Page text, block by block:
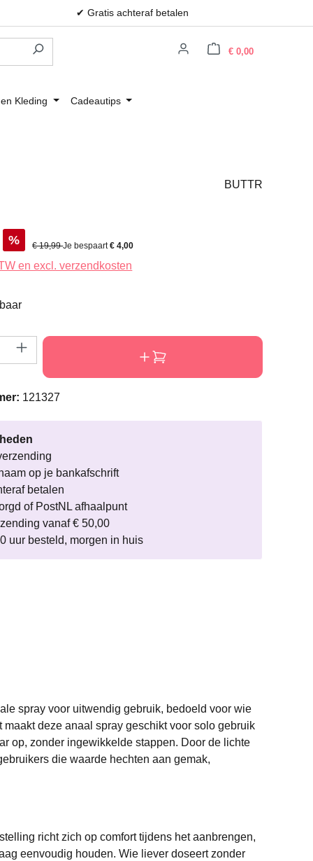
✔ Gratis achteraf betalen
€ 0,00
Kleding Cadeautips
BUTTR
% Normale prijs:
€ 19,99Je bespaart€ 4,00
en excl. verzendkosten
Voer de gewenste
121327
op je bankafschrift
betalen
of PostNL afhaalpunt
vanaf € 50,00
uur besteld, morgen in huis
spray voor uitwendig gebruik, bedoeld voor wie
deze anaal spray geschikt voor solo gebruik
op, zonder ingewikkelde stappen. Door de lichte
die waarde hechten aan gemak,
richt zich op comfort tijdens het aanbrengen,
eenvoudig houden. Wie liever doseert zonder